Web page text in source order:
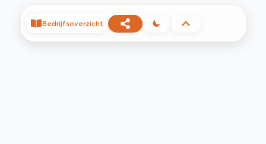
Bedrijfsoverzicht